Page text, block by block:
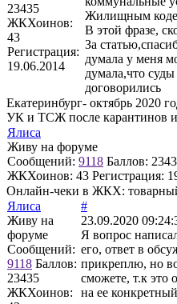
23435
ЖКХоинов:
43
Регистрация:
19.06.2014
Жилищным
В этой фразе,
За
думала у меня
думала,что
договорились
Екатеринбург- октябрь 2020
УК и ТСЖ после карантинов
Ялиса
Живу на форуме
Сообщений: 9118 Баллов:
ЖКХоинов: 43 Регистрация:
Онлайн-чеки в ЖКХ:
Ялиса
Живу на
форуме
Сообщений:
9118 Баллов:
23435
ЖКХоинов:
#
23.09.2020
Я вопрос
его, ответ в
прикреплю, но
сможете, т.к это
на ее